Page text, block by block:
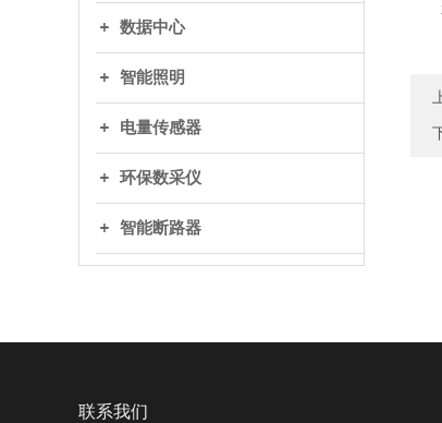
数据中心
智能照明
电量传感器
环保数采仪
智能断路器
本
联系我们